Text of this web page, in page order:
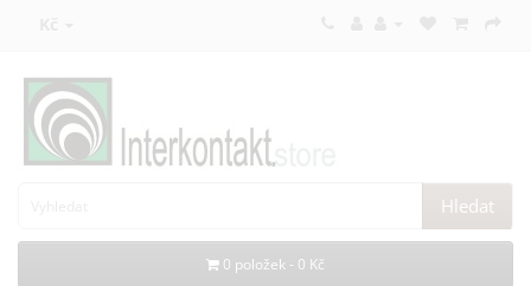
Kč
Hledat
0 položek - 0 Kč